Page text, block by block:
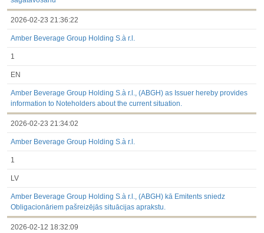
2026-02-23 21:36:22
Amber Beverage Group Holding S.à r.l.
1
EN
Amber Beverage Group Holding S.à r.l., (ABGH) as Issuer hereby provides
information to Noteholders about the current situation.
2026-02-23 21:34:02
Amber Beverage Group Holding S.à r.l.
1
LV
Amber Beverage Group Holding S.à r.l., (ABGH) kā Emitents sniedz
Obligacionāriem pašreizējās situācijas aprakstu.
2026-02-12 18:32:09